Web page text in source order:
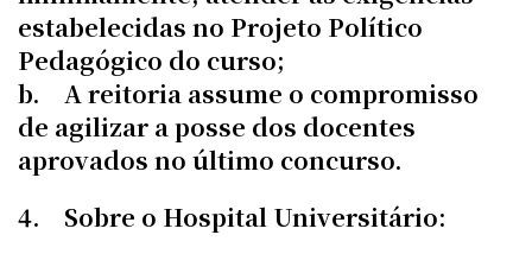
estabelecidas no Projeto Político
Pedagógico do curso;
b. A reitoria assume o compromisso
de agilizar a posse dos docentes
aprovados no último concurso.
4. Sobre o Hospital Universitário: